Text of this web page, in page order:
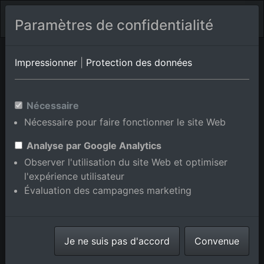
Sinalunga/Scrofiano Siena
Photos aériennes de
Trequanda en Siena, Italie
aériennes de la boutique en
Paramètres de confidentialité
Impressionner Protection des données
Nécessaire
Nécessaire pour faire fonctionner le site Web
Analyse par Google Analytics
Observer l'utilisation du site Web et optimiser
l'expérience utilisateur
Évaluation des campagnes marketing
Je ne suis pas d'accord Convenue